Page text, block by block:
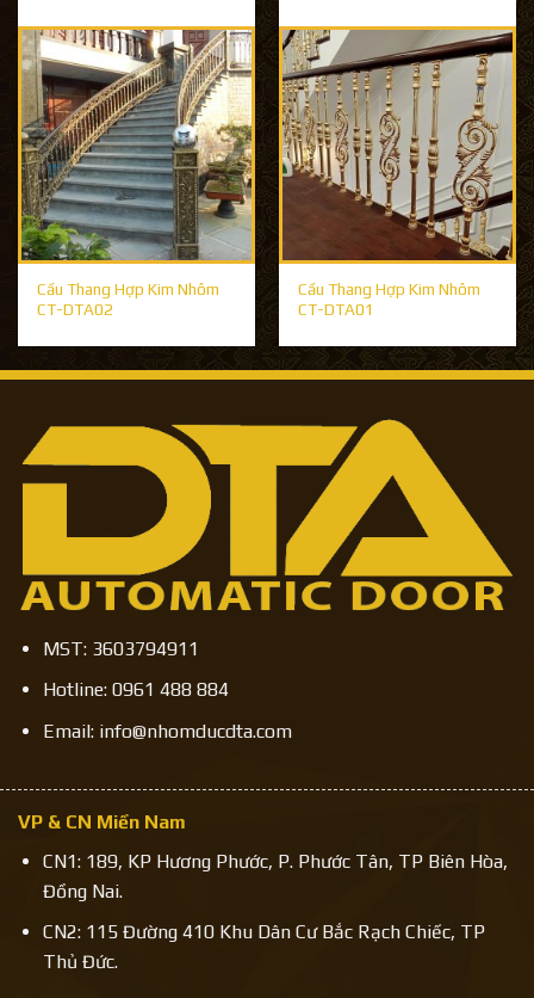
Cầu Thang Hợp Kim Nhôm
CT-DTA02
Cầu Thang Hợp Kim Nhôm
CT-DTA01
MST: 3603794911
Hotline: 0961 488 884
Email: info@nhomducdta.com
VP & CN Miền Nam
CN1: 189, KP Hương Phước, P. Phước Tân, TP Biên Hòa,
Đồng Nai.
CN2: 115 Đường 410 Khu Dân Cư Bắc Rạch Chiếc, TP
Thủ Đức.